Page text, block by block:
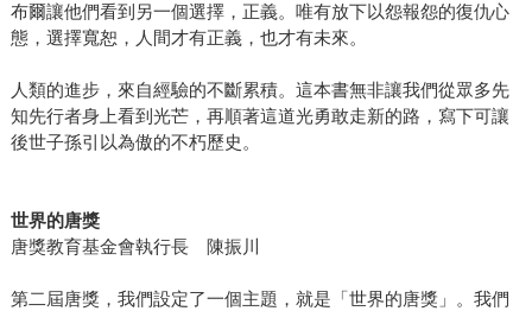
布爾讓他們看到另一個選擇，正義。唯有放下以怨報怨的復仇心
態，選擇寬恕，人間才有正義，也才有未來。
人類的進步，來自經驗的不斷累積。這本書無非讓我們從眾多先
知先行者身上看到光芒，再順著這道光勇敢走新的路，寫下可讓
後世子孫引以為傲的不朽歷史。
世界的唐獎
唐獎教育基金會執行長 陳振川
第二屆唐獎，我們設定了一個主題，就是「世界的唐獎」。我們